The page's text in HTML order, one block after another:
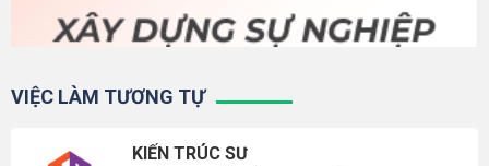
VIỆC LÀM TƯƠNG TỰ
KIẾN TRÚC SƯ